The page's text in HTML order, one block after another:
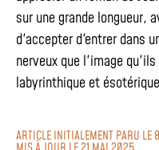
sur une grande longueur,
d'accepter d'entrer dans
nerveux que l'image
labyrinthique et
ARTICLE INITIALEMENT PARU